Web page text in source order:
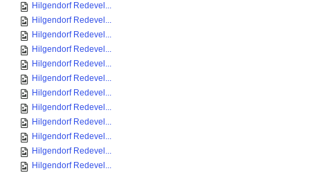
Hilgendorf Redevel...
Hilgendorf Redevel...
Hilgendorf Redevel...
Hilgendorf Redevel...
Hilgendorf Redevel...
Hilgendorf Redevel...
Hilgendorf Redevel...
Hilgendorf Redevel...
Hilgendorf Redevel...
Hilgendorf Redevel...
Hilgendorf Redevel...
Hilgendorf Redevel...